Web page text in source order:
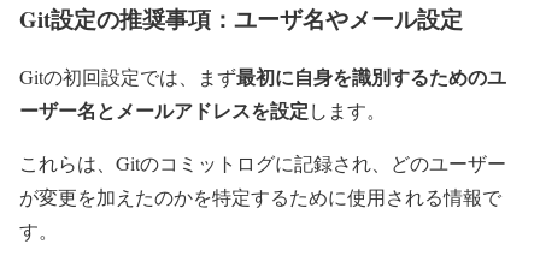
Git設定の推奨事項：ユーザ名やメール設定
Gitの初回設定では、まず最初に自身を識別するためのユ
ーザー名とメールアドレスを設定します。
これらは、Gitのコミットログに記録され、どのユーザー
が変更を加えたのかを特定するために使用される情報で
す。